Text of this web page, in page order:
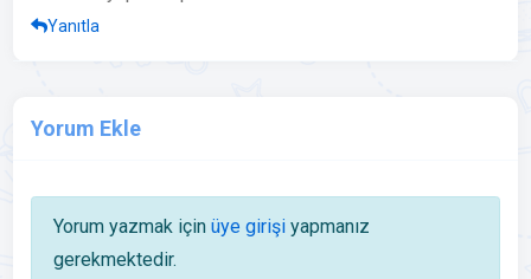
Yanıtla
Yorum Ekle
Yorum yazmak için üye girişiyapmanız
gerekmektedir.